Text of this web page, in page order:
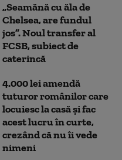
„Seamănă cu ăla de
Chelsea, are fundul
jos”. Noul transfer al
FCSB, subiect de
caterincă
4.000 lei amendă
tuturor românilor care
locuiesc la casă și fac
acest lucru în curte,
crezând că nu îi vede
nimeni